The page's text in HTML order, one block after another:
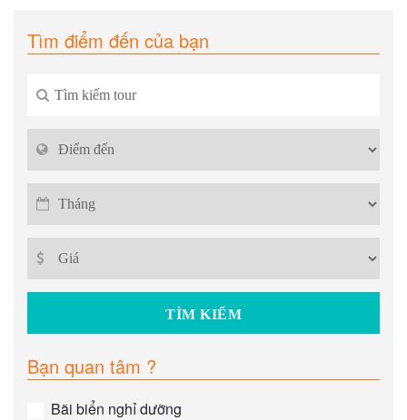
Tìm điểm đến của bạn
Bạn quan tâm ?
Bãi biển nghỉ dưỡng